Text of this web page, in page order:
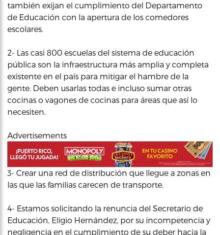
también exijan el cumplimiento del Departamento
de Educación con la apertura de los comedores
escolares.
2- Las casi 800 escuelas del sistema de educación
pública son la infraestructura más amplia y completa
existente en el país para mitigar el hambre de la
gente. Deben usarlas todas e incluso sumar otras
cocinas o vagones de cocinas para áreas que así lo
necesiten.
Advertisements
3- Crear una red de distribución que llegue a zonas en
las que las familias carecen de transporte.
4- Estamos solicitando la renuncia del Secretario de
Educación, Eligio Hernández, por su incompetencia y
negligencia en el cumplimiento de su deber hacia la